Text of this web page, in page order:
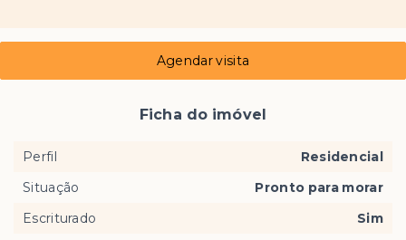
Agendar visita
Ficha do imóvel
Perfil
Residencial
Situação
Pronto para morar
Escriturado
Sim